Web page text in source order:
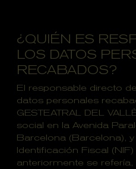
¿QUIÉN ES
LOS DATOS
RECABADOS?
El responsable directo
datos personales
GESTEATRAL DEL
social en la Avenida
Barcelona (Barcelona),
Identificación Fiscal
anteriormente se refería,